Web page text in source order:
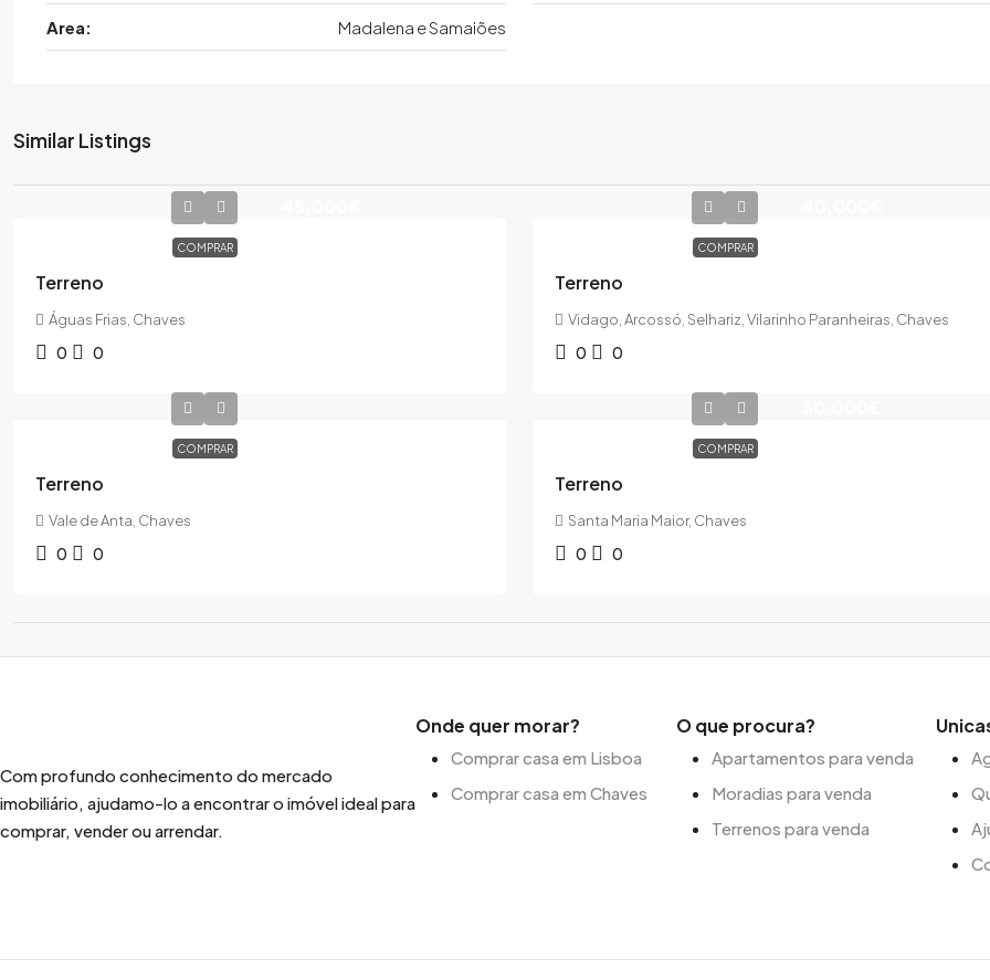
Area: Madalena e Samaiões
Similar Listings
COMPRAR
Terreno
Águas Frias, Chaves
0 0
COMPRAR
Terreno
Vidago, Arcossó, Selhariz, Vilarinho Paranheiras, Chaves
0 0
COMPRAR
Terreno
Vale de Anta, Chaves
0 0
COMPRAR
Terreno
Santa Maria Maior, Chaves
0 0
Com profundo conhecimento do mercado
imobiliário, ajudamo-lo a encontrar o imóvel ideal para
comprar, vender ou arrendar.
Onde quer morar?
Comprar casa em Lisboa
Comprar casa em Chaves
O que procura?
Apartamentos para venda
Moradias para venda
Terrenos para venda